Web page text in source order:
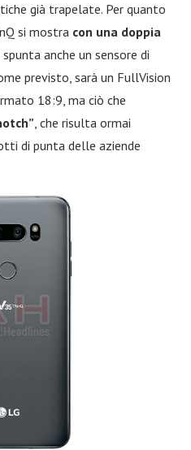
già trapelate. Per quanto
si mostra con una doppia
spunta anche un sensore di
previsto, sarà un FullVision
18:9, ma ciò che
, che risulta ormai
di punta delle aziende